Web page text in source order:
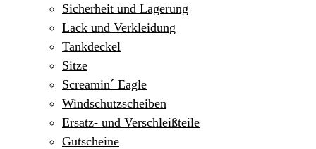
Sicherheit und Lagerung
Lack und Verkleidung
Tankdeckel
Sitze
Screamin´ Eagle
Windschutzscheiben
Ersatz- und Verschleißteile
Gutscheine